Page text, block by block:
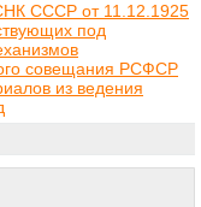
СССР от 11.12.1925
под
совещания РСФСР
из ведения